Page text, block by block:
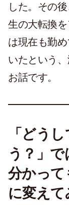
した。その
生の大転換
は現在も勤
いたという
お話です。
「どう
う？」で
分かって
に変えて